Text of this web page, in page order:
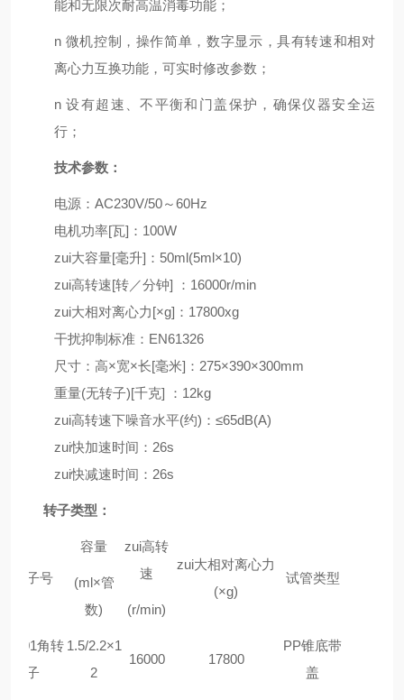
能和无限次耐高温消毒功能 ；
n 微机控制，操作简单，数字显示，具有转速和相对
离心力互换功能，可实时修改参数 ；
n设有超速、不平衡和门盖保护，确保仪器安全运
行 ；
技术参数：
电源：AC230V/50～60Hz
电机功率[瓦]：100W
zui大容量[毫升]：50ml(5ml×10)
zui高转速[转／分钟] ：16000r/min
zui大相对离心力[×g]：17800xg
干扰抑制标准：EN61326
尺寸：高×宽×长[毫米]：275×390×300mm
重量(无转子)[千克] ：12kg
zui高转速下噪音水平(约)：≤65dB(A)
zui快加速时间：26s
zui快减速时间：26s
转子类型：
转子号
容量
(ml×管
数)
zui高转
速
(r/min)
zui大相对离心力
(×g)
试管类型
#1601角转
子
1.5/2.2×1
2
16000 17800
PP锥底带
盖